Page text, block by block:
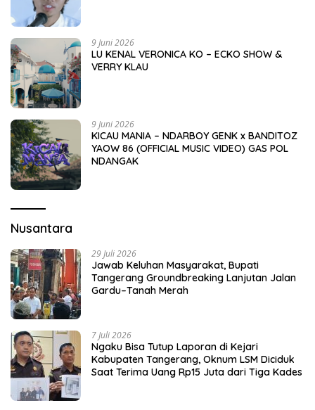
9 Juni 2026
LU KENAL VERONICA KO – ECKO SHOW &
VERRY KLAU
9 Juni 2026
KICAU MANIA – NDARBOY GENK x BANDITOZ
YAOW 86 (OFFICIAL MUSIC VIDEO) GAS POL
NDANGAK
Nusantara
29 Juli 2026
Jawab Keluhan Masyarakat, Bupati
Tangerang Groundbreaking Lanjutan Jalan
Gardu–Tanah Merah
7 Juli 2026
Ngaku Bisa Tutup Laporan di Kejari
Kabupaten Tangerang, Oknum LSM Diciduk
Saat Terima Uang Rp15 Juta dari Tiga Kades